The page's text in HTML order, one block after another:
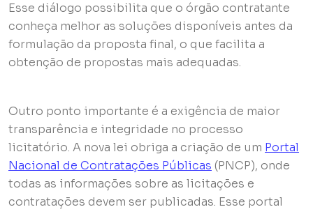
Esse diálogo possibilita que o órgão contratante
conheça melhor as soluções disponíveis antes da
formulação da proposta final, o que facilita a
obtenção de propostas mais adequadas.
Outro ponto importante é a exigência de maior
transparência e integridade no processo
licitatório. A nova lei obriga a criação de um Portal
Nacional de Contratações Públicas (PNCP), onde
todas as informações sobre as licitações e
contratações devem ser publicadas. Esse portal